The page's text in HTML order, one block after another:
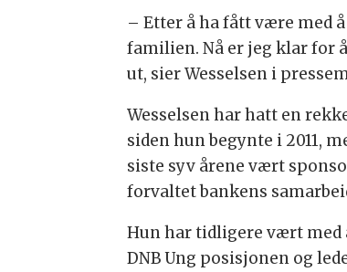
– Etter å ha fått være med
familien. Nå er jeg klar for
ut, sier Wesselsen i
Wesselsen har hatt en
siden hun begynte i 2011,
siste syv årene vært
forvaltet bankens
Hun har tidligere vært med
DNB Ung posisjonen og